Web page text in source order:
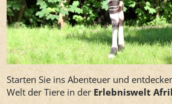
Starten Sie ins Abenteuer und
Welt der Tiere in der Erlebniswelt